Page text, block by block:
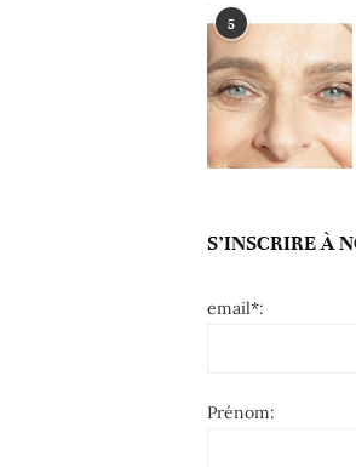
5
S’INSCRIRE À
email*:
Prénom: